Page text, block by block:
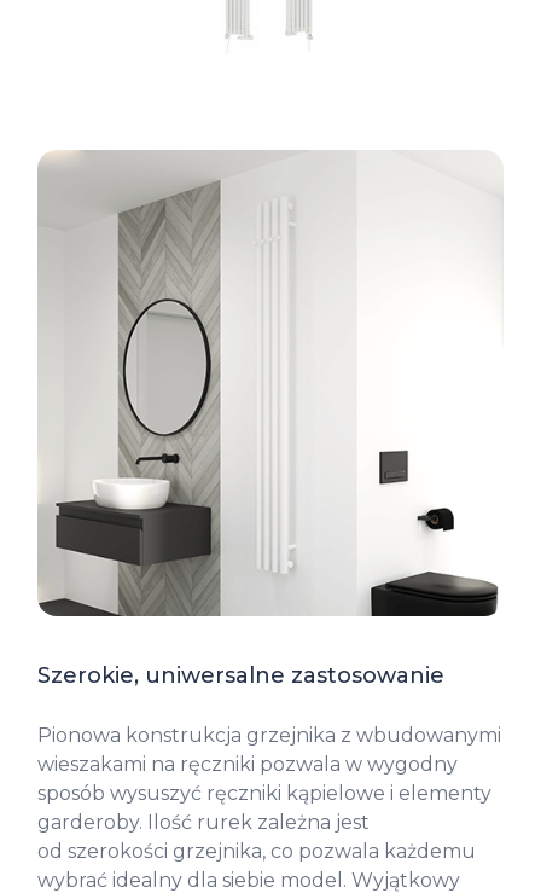
Szerokie, uniwersalne zastosowanie
Pionowa konstrukcja grzejnika z wbudowanymi
wieszakami na ręczniki pozwala w wygodny
sposób wysuszyć ręczniki kąpielowe i elementy
garderoby. Ilość rurek zależna jest
od szerokości grzejnika, co pozwala każdemu
wybrać idealny dla siebie model. Wyjątkowy